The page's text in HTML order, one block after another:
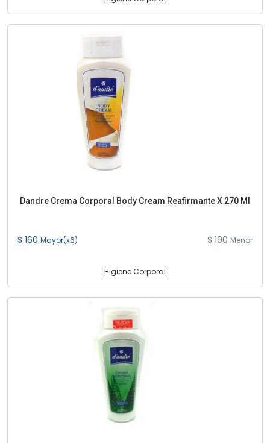
Dandre Crema Corporal Body Cream Reafirmante X 270 Ml
$ 160 Mayor(x6) $ 190 Menor
Higiene Corporal